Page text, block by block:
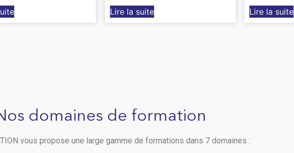
Lire la suite Lire la suite
domaines de formation
vous propose une large gamme de formations dans 7 domaines :